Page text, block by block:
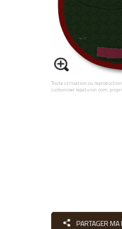
Toute utilisation ou
customiser.lepaturon.com,
PARTAGER